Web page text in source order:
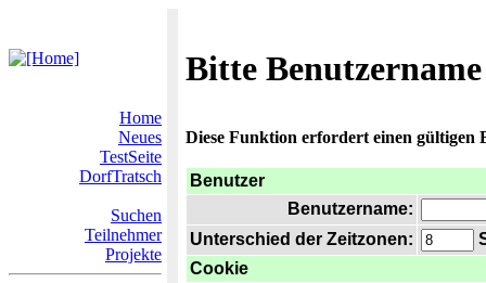
Bitte
Home
Neues
TestSeite
DorfTratsch
Suchen
Teilnehmer
Projekte
Diese Funktion erfordert einen gültigen
Benutzer
Benutzername:
Unterschied der Zeitzonen:
Cookie